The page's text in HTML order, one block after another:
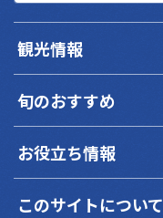
観光情報
旬のおすすめ
お役立ち情報
このサイトについて